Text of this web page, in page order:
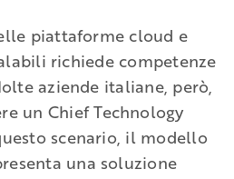
piattaforme cloud e
richiede competenze
aziende italiane, però,
un Chief Technology
scenario, il modello
una soluzione